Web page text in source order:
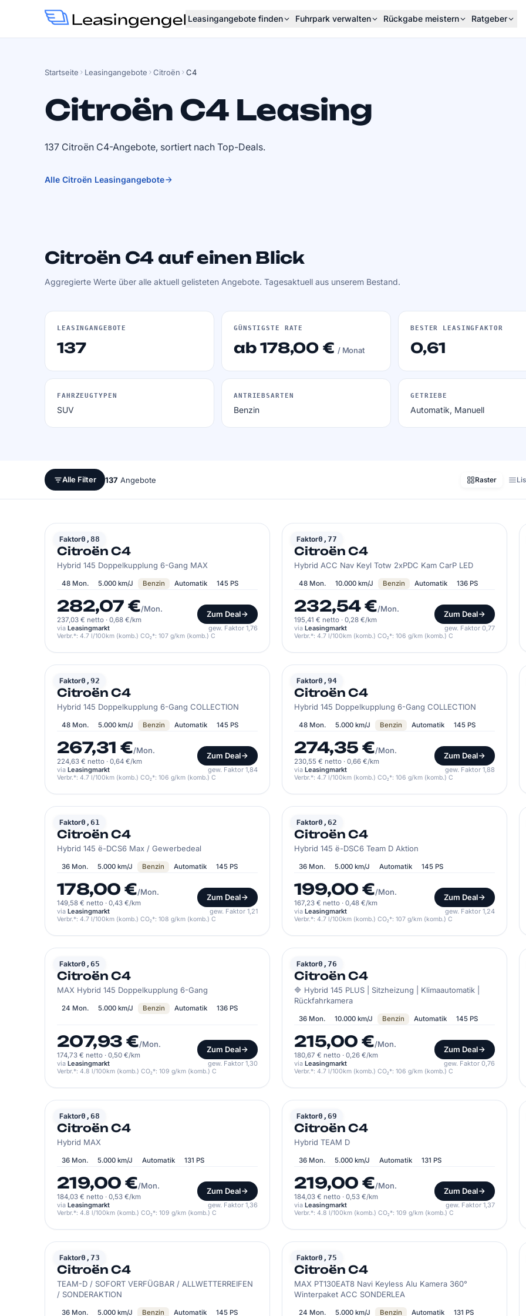
Leasingangebote finden Fuhrpark verwalten Rückgabe meistern Ratgeber
Startseite Leasingangebote Citroën C4
Citroën C4 Leasing
137 Citroën C4-Angebote, sortiert nach Top-Deals.
Alle Citroën Leasingangebote
Citroën C4 auf einen Blick
Aggregierte Werte über alle aktuell gelisteten Angebote. Tagesaktuell aus unserem Bestand.
LEASINGANGEBOTE
137
GÜNSTIGSTE RATE
ab 178,00 €/ Monat
BESTER LEASINGFAKTOR
0,61
FAHRZEUGTYPEN
SUV
ANTRIEBSARTEN
Benzin
GETRIEBE
Automatik, Manuell
Alle Filter 137 Angebote Raster
Faktor0,88
CITROËN
Citroën C4
Hybrid 145 Doppelkupplung 6-Gang MAX
48 Mon. 5.000 km/J Benzin Automatik 145 PS
282,07 €/Mon.
237,03 € netto · 0,68 €/km
Zum Deal
via Leasingmarkt gew. Faktor 1,76
Verbr.*: 4.7 l/100km (komb.) CO₂*: 107 g/km (komb.) C
Faktor0,77
CITROËN
Citroën C4
Hybrid ACC Nav Keyl Totw 2xPDC Kam CarP LED
48 Mon. 10.000 km/J Benzin Automatik 136 PS
232,54 €/Mon.
195,41 € netto · 0,28 €/km
Zum Deal
via Leasingmarkt gew. Faktor 0,77
Verbr.*: 4.7 l/100km (komb.) CO₂*: 106 g/km (komb.) C
Faktor0,92
CITROËN
Citroën C4
Hybrid 145 Doppelkupplung 6-Gang COLLECTION
48 Mon. 5.000 km/J Benzin Automatik 145 PS
267,31 €/Mon.
224,63 € netto · 0,64 €/km
Zum Deal
via Leasingmarkt gew. Faktor 1,84
Verbr.*: 4.7 l/100km (komb.) CO₂*: 106 g/km (komb.) C
Faktor0,94
CITROËN
Citroën C4
Hybrid 145 Doppelkupplung 6-Gang COLLECTION
48 Mon. 5.000 km/J Benzin Automatik 145 PS
274,35 €/Mon.
230,55 € netto · 0,66 €/km
Zum Deal
via Leasingmarkt gew. Faktor 1,88
Verbr.*: 4.7 l/100km (komb.) CO₂*: 106 g/km (komb.) C
Faktor0,61
CITROËN
Citroën C4
Hybrid 145 ë-DCS6 Max / Gewerbedeal
36 Mon. 5.000 km/J Benzin Automatik 145 PS
178,00 €/Mon.
149,58 € netto · 0,43 €/km
Zum Deal
via Leasingmarkt gew. Faktor 1,21
Verbr.*: 4.7 l/100km (komb.) CO₂*: 108 g/km (komb.) C
Faktor0,62
CITROËN
Citroën C4
Hybrid 145 ë-DSC6 Team D Aktion
36 Mon. 5.000 km/J Automatik 145 PS
199,00 €/Mon.
167,23 € netto · 0,48 €/km
Zum Deal
via Leasingmarkt gew. Faktor 1,24
Verbr.*: 4.7 l/100km (komb.) CO₂*: 107 g/km (komb.) C
Faktor0,65
CITROËN
Citroën C4
MAX Hybrid 145 Doppelkupplung 6-Gang
24 Mon. 5.000 km/J Benzin Automatik 136 PS
207,93 €/Mon.
174,73 € netto · 0,50 €/km
Zum Deal
via Leasingmarkt gew. Faktor 1,30
Verbr.*: 4.8 l/100km (komb.) CO₂*: 109 g/km (komb.) C
Faktor0,76
CITROËN
Citroën C4
🔷 Hybrid 145 PLUS | Sitzheizung | Klimaautomatik |
Rückfahrkamera
36 Mon. 10.000 km/J Benzin Automatik 145 PS
215,00 €/Mon.
180,67 € netto · 0,26 €/km
Zum Deal
via Leasingmarkt gew. Faktor 0,76
Verbr.*: 4.7 l/100km (komb.) CO₂*: 106 g/km (komb.) C
Faktor0,68
CITROËN
Citroën C4
Hybrid MAX
36 Mon. 5.000 km/J Automatik 131 PS
219,00 €/Mon.
184,03 € netto · 0,53 €/km
Zum Deal
via Leasingmarkt gew. Faktor 1,36
Verbr.*: 4.8 l/100km (komb.) CO₂*: 109 g/km (komb.) C
Faktor0,69
CITROËN
Citroën C4
Hybrid TEAM D
36 Mon. 5.000 km/J Automatik 131 PS
219,00 €/Mon.
184,03 € netto · 0,53 €/km
Zum Deal
via Leasingmarkt gew. Faktor 1,37
Verbr.*: 4.8 l/100km (komb.) CO₂*: 109 g/km (komb.) C
Faktor0,73
CITROËN
Citroën C4
TEAM-D / SOFORT VERFÜGBAR / ALLWETTERREIFEN
/ SONDERAKTION
36 Mon. 5.000 km/J Benzin Automatik 145 PS
Faktor0,75
CITROËN
Citroën C4
MAX PT130EAT8 Navi Keyless Alu Kamera 360°
Winterpaket ACC SONDERLEA
24 Mon. 5.000 km/J Benzin Automatik 131 PS